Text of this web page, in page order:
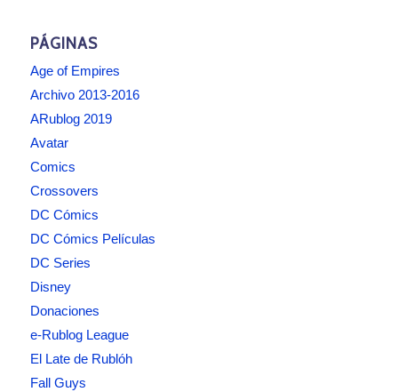
PÁGINAS
Age of Empires
Archivo 2013-2016
ARublog 2019
Avatar
Comics
Crossovers
DC Cómics
DC Cómics Películas
DC Series
Disney
Donaciones
e-Rublog League
El Late de Rublóh
Fall Guys